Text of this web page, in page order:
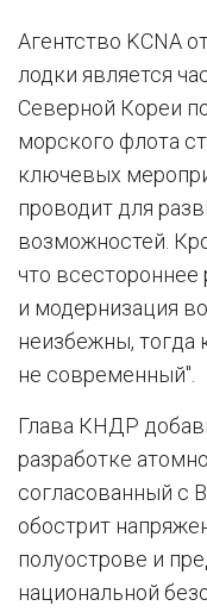
Агентство KCNA
лодки является
Северной Кореи
морского флота
ключевых
проводит для
возможностей.
что всестороннее
и модернизация
неизбежны, тогда
не современный".
Глава КНДР
разработке
согласованный с
обострит
полуострове и
национальной